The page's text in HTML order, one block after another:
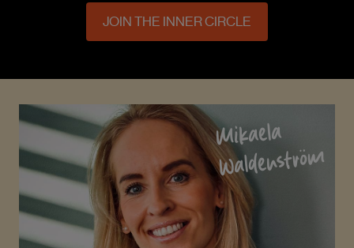
JOIN THE INNER CIRCLE
Mikaela
Waldenström